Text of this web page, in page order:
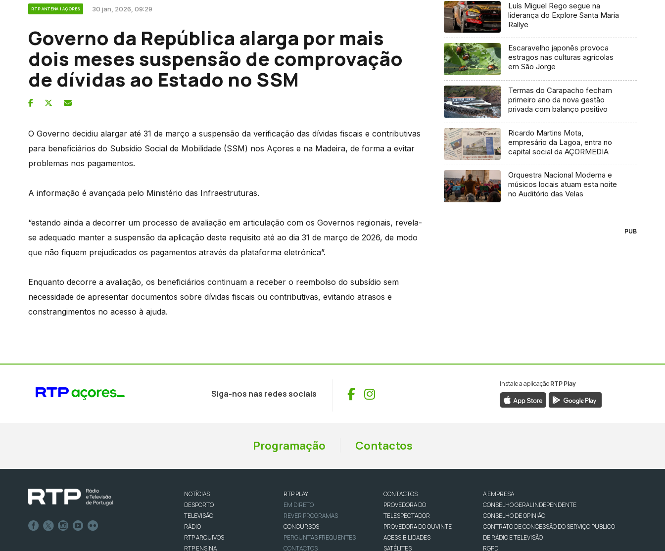
RTP ANTENA 1 AÇORES 30 jan, 2026, 09:29
Governo da República alarga por mais
dois meses suspensão de comprovação
de dívidas ao Estado no SSM
O Governo decidiu alargar até 31 de março a suspensão da verificação das dívidas fiscais e contributivas
para beneficiários do Subsídio Social de Mobilidade (SSM) nos Açores e na Madeira, de forma a evitar
problemas nos pagamentos.
A informação é avançada pelo Ministério das Infraestruturas.
“estando ainda a decorrer um processo de avaliação em articulação com os Governos regionais, revela-
se adequado manter a suspensão da aplicação deste requisito até ao dia 31 de março de 2026, de modo
que não fiquem prejudicados os pagamentos através da plataforma eletrónica”.
Enquanto decorre a avaliação, os beneficiários continuam a receber o reembolso do subsídio sem
necessidade de apresentar documentos sobre dívidas fiscais ou contributivas, evitando atrasos e
constrangimentos no acesso à ajuda.
Luís Miguel Rego segue na
liderança do Explore Santa Maria
Rallye
Escaravelho japonês provoca
estragos nas culturas agrícolas
em São Jorge
Termas do Carapacho fecham
primeiro ano da nova gestão
privada com balanço positivo
Ricardo Martins Mota,
empresário da Lagoa, entra no
capital social da AÇORMEDIA
Orquestra Nacional Moderna e
músicos locais atuam esta noite
no Auditório das Velas
PUB
Siga-nos nas redes sociais Facebook
Instagram
Instale a aplicaçãoRTP Play
Programação Contactos
NOTÍCIAS
DESPORTO
TELEVISÃO
RÁDIO
RTP ARQUIVOS
RTP ENSINA
RTP PLAY
EM DIRETO
REVER PROGRAMAS
CONCURSOS
PERGUNTAS FREQUENTES
CONTACTOS
CONTACTOS
PROVEDORA DO
TELESPECTADOR
PROVEDORA DO OUVINTE
ACESSIBILIDADES
SATÉLITES
A EMPRESA
CONSELHO GERAL INDEPENDENTE
CONSELHO DE OPINIÃO
CONTRATO DE CONCESSÃO DO SERVIÇO PÚBLICO
DE RÁDIO E TELEVISÃO
RGPD